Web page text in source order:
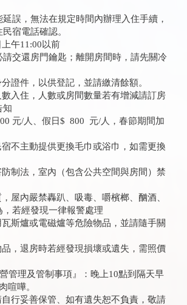
誤，無法在規定時間內辦理入住手續，
宿電話確認。
午11:00以前
交還房門鑰匙；離開房間時，請先關冷
證件，以供登記，並請繳清餘額。
入住，人數或房間數量若有增減請訂房
知
元/人、假日$ 800 元/人，春節期間加
不主動提供更換毛巾或浴巾，如需更換
制法，室內（包含公共空間與房間）禁
屋內嚴禁轟趴、吸毒、嚼檳榔、酗酒、
若經發現一律報警處理
斯爐或電磁爐等危險物品，並請隨手關
，退房時若經發現損壞或遺失，需照價
管理及管制事項』：晚上10點到隔天早
喧嘩。
行妥善保管、如有遺失恕不負責，敬請